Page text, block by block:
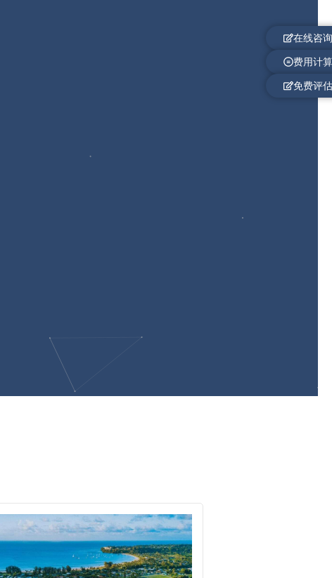
在线咨询
费用计算
免费评估